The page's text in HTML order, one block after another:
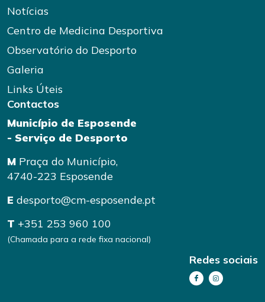
Notícias
Centro de Medicina Desportiva
Observatório do Desporto
Galeria
Links Úteis
Contactos
Município de Esposende
- Serviço de Desporto
M Praça do Município,
4740-223 Esposende
E desporto@cm-esposende.pt
T +351 253 960 100
(Chamada para a rede fixa nacional)
Redes sociais